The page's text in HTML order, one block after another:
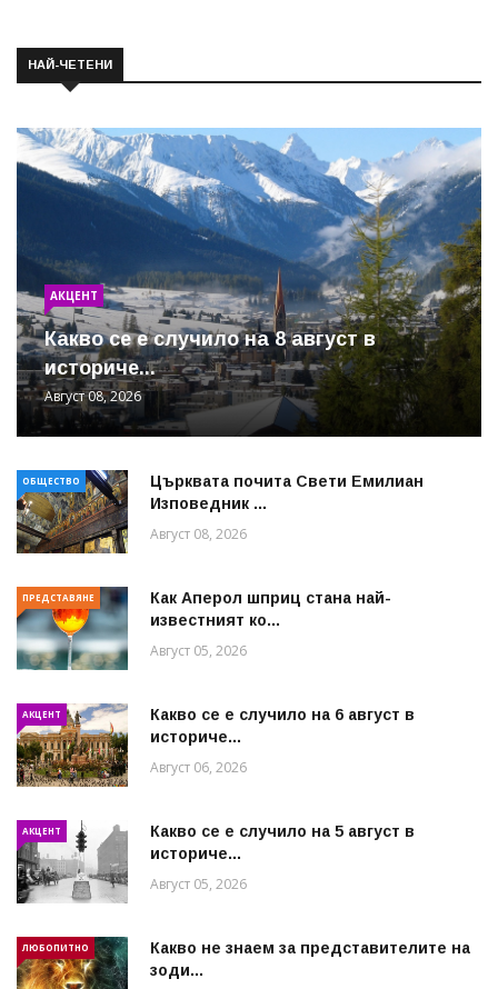
НАЙ-ЧЕТЕНИ
АКЦЕНТ
Какво се е случило на 8 август в
историче...
Август 08, 2026
ОБЩЕСТВО
Църквата почита Свeти Емилиан
Изповедник ...
Август 08, 2026
ПРЕДСТАВЯНЕ
Как Аперол шприц стана най-
известният ко...
Август 05, 2026
АКЦЕНТ
Какво се е случило на 6 август в
историче...
Август 06, 2026
АКЦЕНТ
Какво се е случило на 5 август в
историче...
Август 05, 2026
ЛЮБОПИТНО
Какво не знаем за представителите на
зоди...